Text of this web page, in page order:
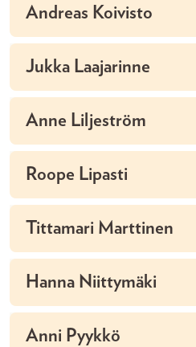
Andreas Koivisto
Jukka Laajarinne
Anne Liljeström
Roope Lipasti
Tittamari Marttinen
Hanna Niittymäki
Anni Pyykkö